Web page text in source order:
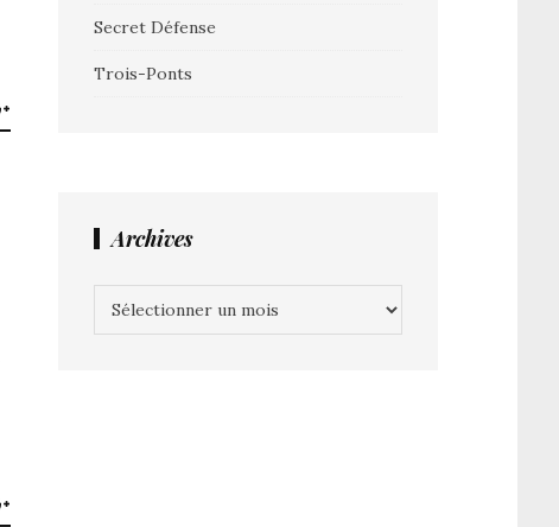
Secret Défense
Trois-Ponts
Archives